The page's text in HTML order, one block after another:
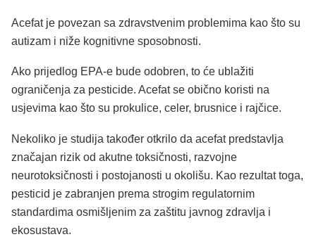
Acefat je povezan sa zdravstvenim problemima kao što su
autizam i niže kognitivne sposobnosti.
Ako prijedlog EPA-e bude odobren, to će ublažiti
ograničenja za pesticide. Acefat se obično koristi na
usjevima kao što su prokulice, celer, brusnice i rajčice.
Nekoliko je studija također otkrilo da acefat predstavlja
značajan rizik od akutne toksičnosti, razvojne
neurotoksičnosti i postojanosti u okolišu. Kao rezultat toga,
pesticid je zabranjen prema strogim regulatornim
standardima osmišljenim za zaštitu javnog zdravlja i
ekosustava.